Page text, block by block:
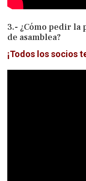
3.- ¿Cómo pedir
de asamblea?
¡Todos los socios